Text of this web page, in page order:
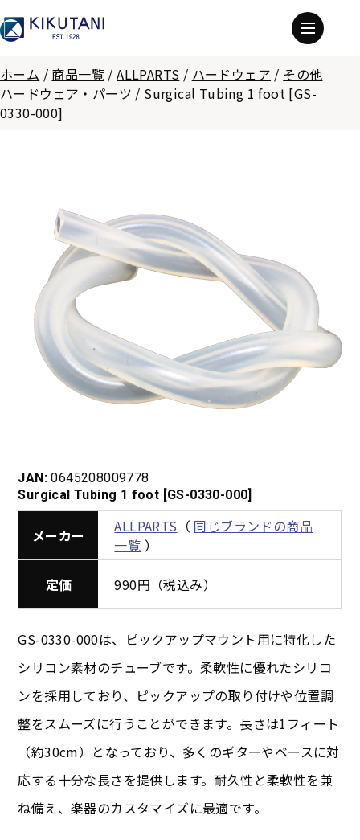
ホーム / 商品一覧 /ALLPARTS / ハードウェア / その他
ハードウェア・パーツ / Surgical Tubing 1 foot [GS-
0330-000]
JAN: 0645208009778
Surgical Tubing 1 foot [GS-0330-000]
メーカー ALLPARTS （ 同じブランドの商品
一覧 ）
定価 990円（税込み）
GS-0330-000は、ピックアップマウント用に特化した
シリコン素材のチューブです。柔軟性に優れたシリコ
ンを採用しており、ピックアップの取り付けや位置調
整をスムーズに行うことができます。長さは1フィート
（約30cm）となっており、多くのギターやベースに対
応する十分な長さを提供します。耐久性と柔軟性を兼
ね備え、楽器のカスタマイズに最適です。